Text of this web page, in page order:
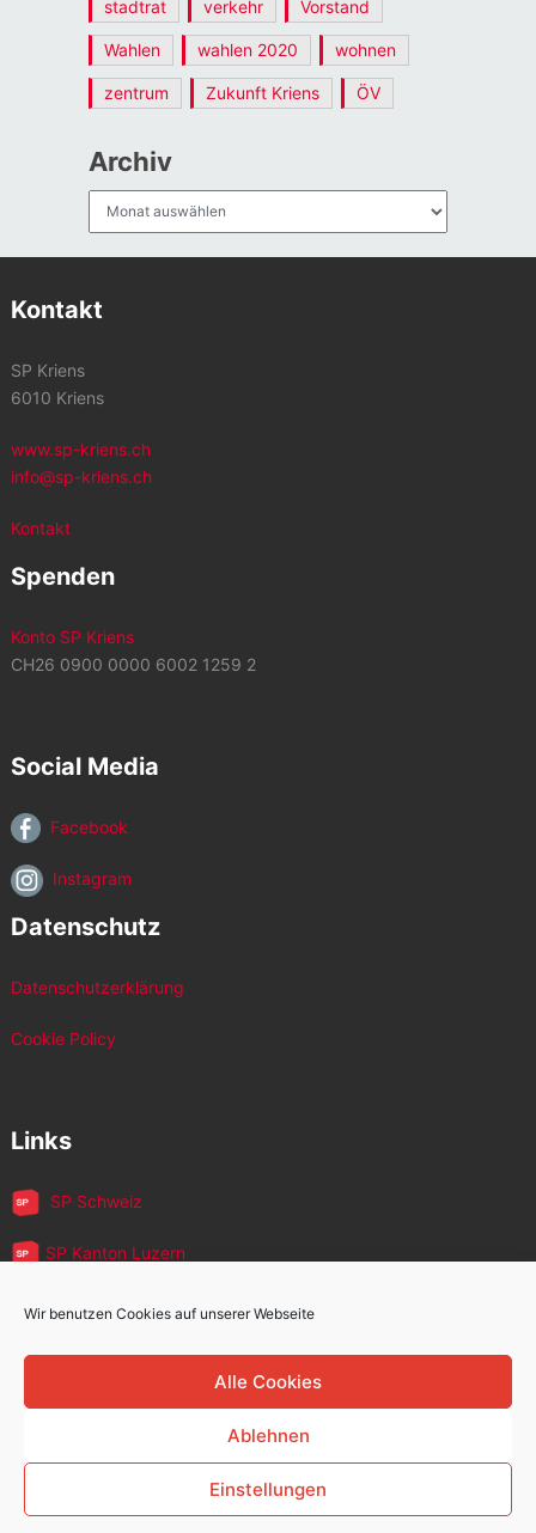
Wir benutzen Cookies auf unserer Webseite
Alle Cookies
Ablehnen
Einstellungen
stadtrat verkehr Vorstand
Wahlen wahlen 2020 wohnen
zentrum Zukunft Kriens ÖV
Archiv
Kontakt
SP Kriens
6010 Kriens
www.sp-kriens.ch
info@sp-kriens.ch
Kontakt
Spenden
Konto SP Kriens
CH26 0900 0000 6002 1259 2
Social Media
Facebook
Instagram
Datenschutz
Datenschutzerklärung
Cookie Policy
Links
SP Schweiz
SP Kanton Luzern
JUSO Luzern
SP MigrantInnen
SP 60+
Sozialdemokratische Partei KriensCopyright © 2026.